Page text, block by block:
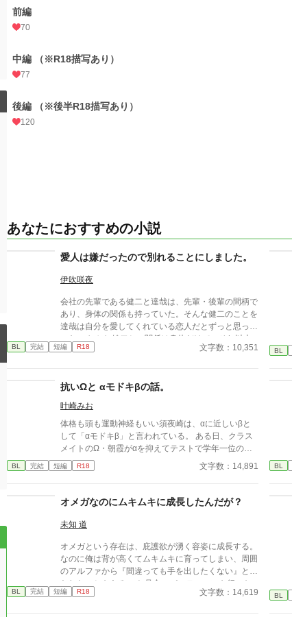
前編
70
中編 （※R18描写あり）
77
後編 （※後半R18描写あり）
120
あなたにおすすめの小説
愛人は嫌だったので別れることにしました。
伊吹咲夜
会社の先輩である健二と達哉は、先輩・後輩の間柄で
あり、身体の関係も持っていた。そんな健二のことを
達哉は自分を愛してくれている恋人だとずっと思って
いた。 しかし健二との関係は身体だけで、それ以上
のことはない。疑問に思っていた日、健二が結婚した
BL 完結 短編 R18 文字数：10,351 BL
抗いΩと αモドキβの話。
叶崎みお
体格も頭も運動神経もいい須夜崎は、αに近しいβと
して「αモドキβ」と言われている。 ある日、クラス
メイトのΩ・朝霞がαを抑えてテストで学年一位の座
と聞かされて衝撃を受ける。悪目立ちした朝霞はαた
ちに絡まれたが、「自分をΩとして見ないでくれ」と
分にだけ懐かれて──。 βとΩの話です。攻のα化はあ
りません。ハピエンです。 他サイト様にも投稿して
おります。
BL 完結 短編 R18 文字数：14,891 BL
オメガなのにムキムキに成長したんだが？
未知 道
オメガという存在は、庇護欲が湧く容姿に成長する。
なのに俺は背が高くてムキムキに育ってしまい、周囲
のアルファから『間違っても手を出したくない』と言
われたこともある。 お見合いパーティーにも行った
が、あまりに容姿重視なアルファ達に「ざっけんじゃ
BL 完結 短編 R18 文字数：14,619 BL